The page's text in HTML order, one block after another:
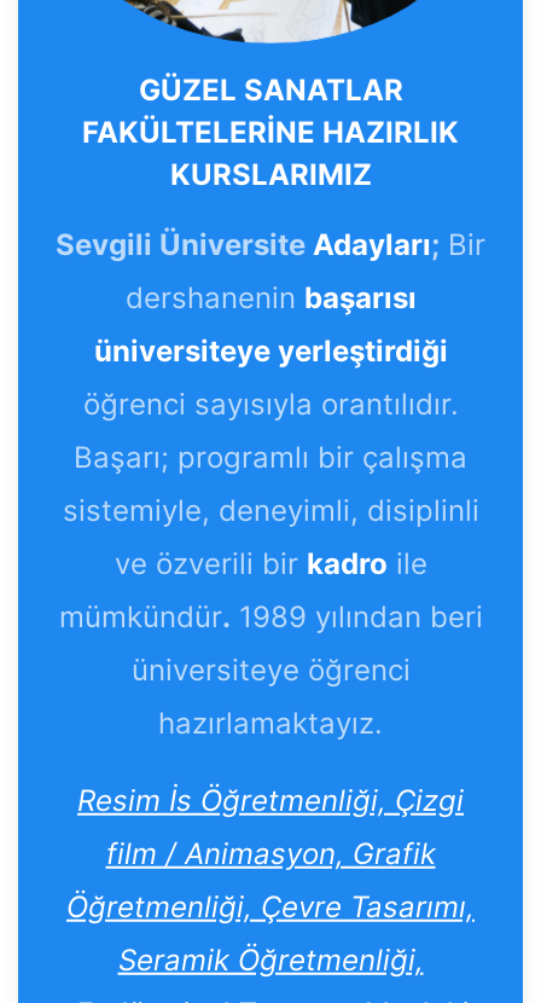
GÜZEL SANATLAR
FAKÜLTELERİNE HAZIRLIK
KURSLARIMIZ
Sevgili Üniversite Adayları; Bir
dershanenin başarısı
üniversiteye yerleştirdiği
öğrenci sayısıyla orantılıdır.
Başarı; programlı bir çalışma
sistemiyle, deneyimli, disiplinli
ve özverili bir kadro ile
mümkündür. 1989 yılından beri
üniversiteye öğrenci
hazırlamaktayız.
Resim İs Öğretmenliği, Çizgi
film / Animasyon, Grafik
Öğretmenliği, Çevre Tasarımı,
Seramik Öğretmenliği,